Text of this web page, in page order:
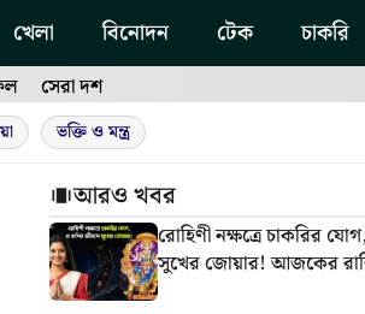
খেলা বিনোদন টেক চাকরি
সেরা দশ
ভক্তি ও মন্ত্র
আরও খবর
রোহিণী নক্ষত্রে চাকরির
সুখের জোয়ার! আজকের